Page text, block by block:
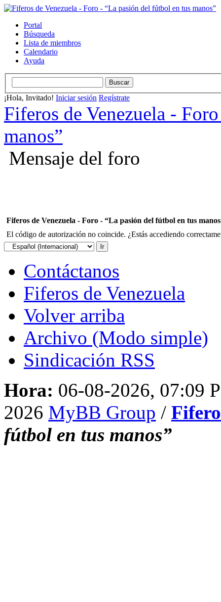
Portal
Búsqueda
Lista de miembros
Calendario
Ayuda
¡Hola, Invitado! Iniciar sesión Regístrate
Fiferos de Venezuela -
manos”
Mensaje del foro
Fiferos de Venezuela - Foro - “La pasión del fútbol en tus
El código de autorización no coincide. ¿Estás accediendo
Contáctanos
Fiferos de Venezuela
Volver arriba
Archivo (Modo simple)
Sindicación RSS
Hora: 06-08-2026, 07:09
2026 MyBB Group /
fútbol en tus manos”